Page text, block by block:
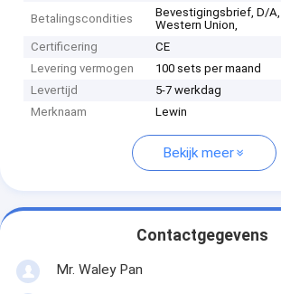
Betalingscondities
Bevestigingsbrief, D/A,
Western Union,
Certificering
CE
Levering vermogen
100 sets per maand
Levertijd
5-7 werkdag
Merknaam
Lewin
Bekijk meer
Contactgegevens
Mr. Waley Pan